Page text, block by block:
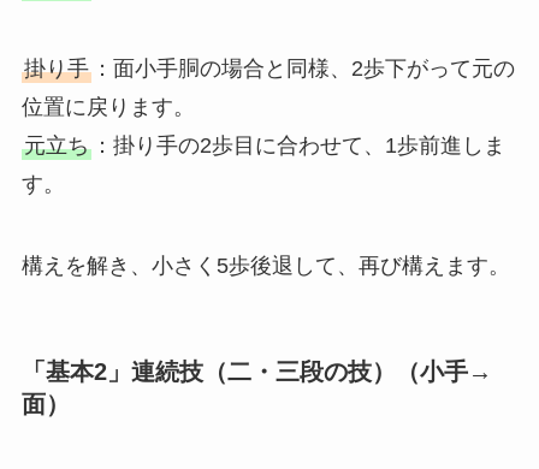
掛り手：面小手胴の場合と同様、2歩下がって元の
位置に戻ります。
元立ち：掛り手の2歩目に合わせて、1歩前進しま
す。
構えを解き、小さく5歩後退して、再び構えます。
「基本2」連続技（二・三段の技）（小手→
面）